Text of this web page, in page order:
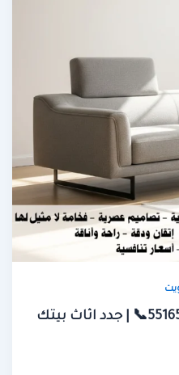
تنجيد قنفات بالكويت 55165818📞 | جدد اثاث بيتك